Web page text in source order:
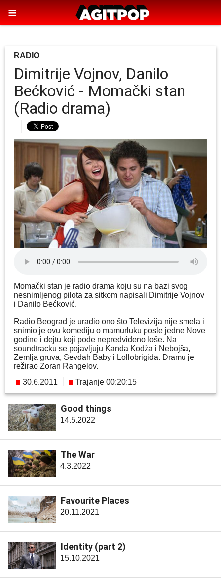
RADIO
Dimitrije Vojnov, Danilo
Bećković - Momački stan
(Radio drama)
Momački stan je radio drama koju su na bazi svog
nesnimljenog pilota za sitkom napisali Dimitrije Vojnov
i Danilo Bećković.
Radio Beograd je uradio ono što Televizija nije smela i
snimio je ovu komediju o mamurluku posle jedne Nove
godine i dejtu koji pođe nepredviđeno loše. Na
soundtracku se pojavljuju Kanda Kodža i Nebojša,
Zemlja gruva, Sevdah Baby i Lollobrigida. Dramu je
režirao Zoran Rangelov.
30.6.2011
Trajanje 00:20:15
Good things
14.5.2022
The War
4.3.2022
Favourite Places
20.11.2021
Identity (part 2)
15.10.2021